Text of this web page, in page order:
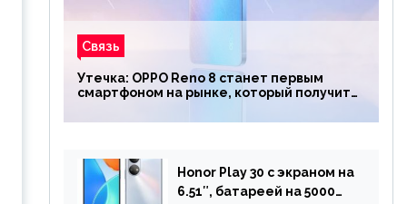
Связь
Утечка: OPPO Reno 8 станет первым
смартфоном на рынке, который получит
Honor Play 30 с экраном на
6.51″, батареей на 5000